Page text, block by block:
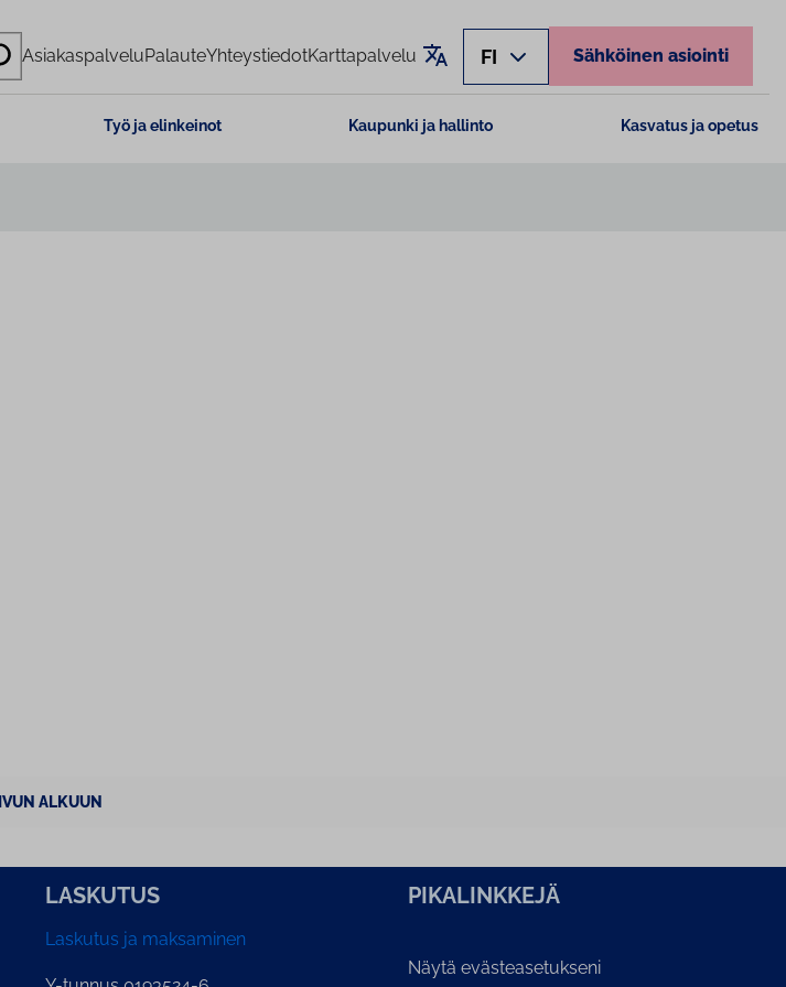
AsiakaspalveluPalauteYhteystiedotKarttapalvelu Käännä sivu
FI Sähköinen asiointi
Työ ja elinkeinot Kaupunki ja hallinto Kasvatus ja opetus
ALKUUN
LASKUTUS
Laskutus ja maksaminen
PI­KA­LINK­KE­JÄ
Näytä evästeasetukseni